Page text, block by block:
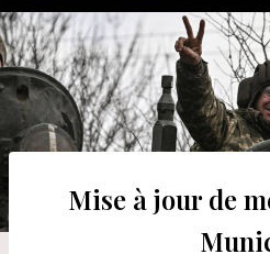
Mise à jour de